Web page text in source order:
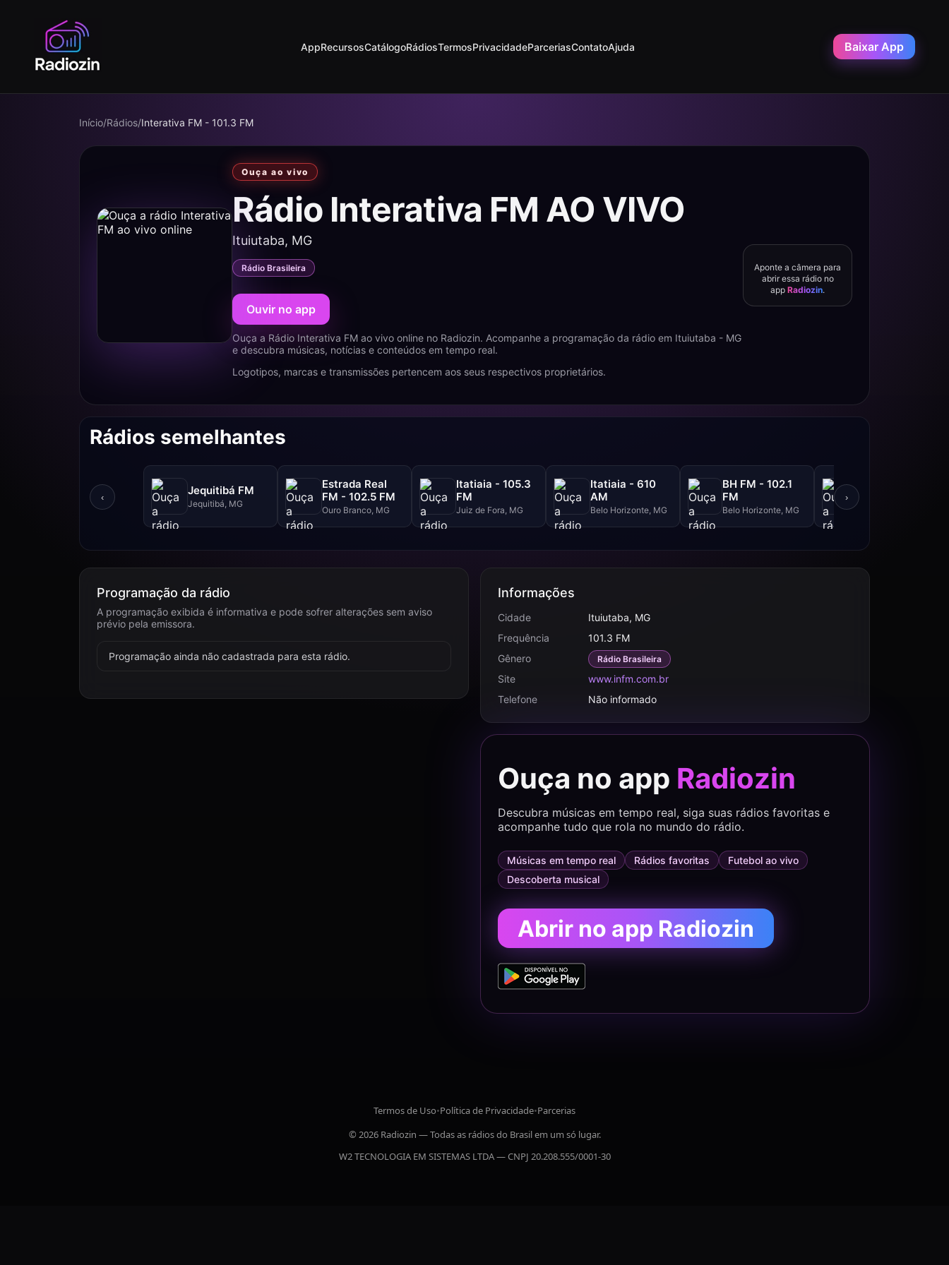
AppRecursosCatálogoRádiosTermosPrivacidadeParceriasContatoAjuda Baixar App
Início/Rádios/Interativa FM - 101.3 FM
Ouça ao vivo
Rádio Interativa FM AO VIVO
Ituiutaba, MG
Rádio Brasileira
Ouvir no app
Ouça a Rádio Interativa FM ao vivo online no Radiozin. Acompanhe a programação da rádio em Ituiutaba - MG
e descubra músicas, notícias e conteúdos em tempo real.
Logotipos, marcas e transmissões pertencem aos seus respectivos proprietários.
Aponte a câmera para
abrir essa rádio no
appRadiozin.
Rádios semelhantes
‹
Jequitibá FM
Jequitibá, MG
Estrada Real
FM - 102.5 FM
Ouro Branco, MG
Itatiaia - 105.3
FM
Juiz de Fora, MG
Itatiaia - 610
AM
Belo Horizonte, MG
BH FM - 102.1
FM
Belo Horizonte, MG
103.5 FM
›
Programação da rádio
A programação exibida é informativa e pode sofrer alterações sem aviso
prévio pela emissora.
Programação ainda não cadastrada para esta rádio.
Informações
Cidade
Ituiutaba, MG
Frequência
101.3 FM
Gênero
Rádio Brasileira
Site
www.infm.com.br
Telefone
Não informado
Ouça no app Radiozin
Descubra músicas em tempo real, siga suas rádios favoritas e
acompanhe tudo que rola no mundo do rádio.
Músicas em tempo real Rádios favoritas
Futebol ao vivo
Descoberta musical
Abrir no app Radiozin
Termos de Uso•Política de Privacidade•Parcerias
© 2026 Radiozin — Todas as rádios do Brasil em um só lugar.
W2 TECNOLOGIA EM SISTEMAS LTDA — CNPJ 20.208.555/0001-30